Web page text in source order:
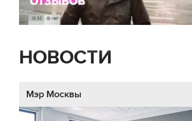
НОВОСТИ
Мэр Москвы